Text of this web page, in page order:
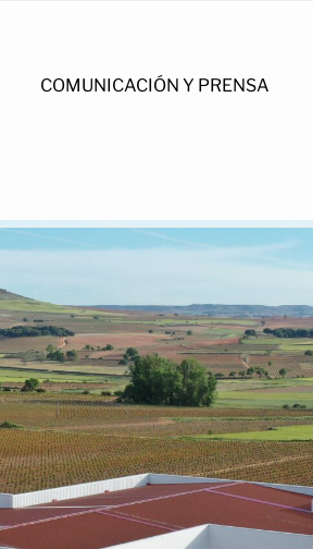
COMUNICACIÓN Y PRENSA